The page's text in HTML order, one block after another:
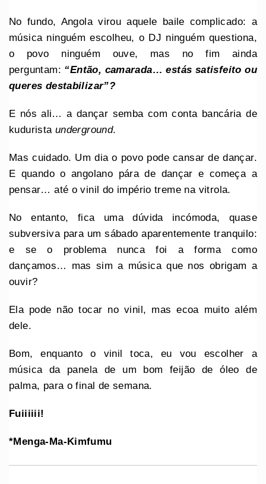
No fundo, Angola virou aquele baile complicado: a
música ninguém escolheu, o DJ ninguém questiona,
o povo ninguém ouve, mas no fim ainda
perguntam: “Então, camarada… estás satisfeito ou
queres destabilizar”?
E nós ali… a dançar semba com conta bancária de
kudurista underground.
Mas cuidado. Um dia o povo pode cansar de dançar.
E quando o angolano pára de dançar e começa a
pensar… até o vinil do império treme na vitrola.
No entanto, fica uma dúvida incómoda, quase
subversiva para um sábado aparentemente tranquilo:
e se o problema nunca foi a forma como
dançamos… mas sim a música que nos obrigam a
ouvir?
Ela pode não tocar no vinil, mas ecoa muito além
dele.
Bom, enquanto o vinil toca, eu vou escolher a
música da panela de um bom feijão de óleo de
palma, para o final de semana.
Fuiiiiii!
*Menga-Ma-Kimfumu